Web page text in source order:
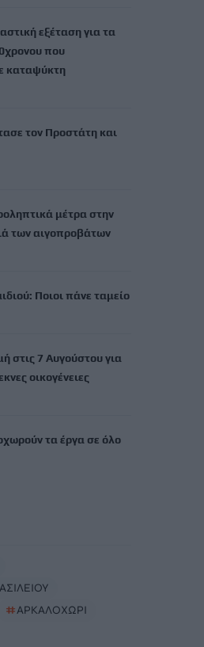
εξέταση για τα
που
καταψύκτη
τον Προστάτη και
μέτρα στην
των αιγοπροβάτων
Ποιοι πάνε ταμείο
7 Αυγούστου για
οικογένειες
τα έργα σε όλο
#ΑΡΚΑΛΟΧΩΡΙ